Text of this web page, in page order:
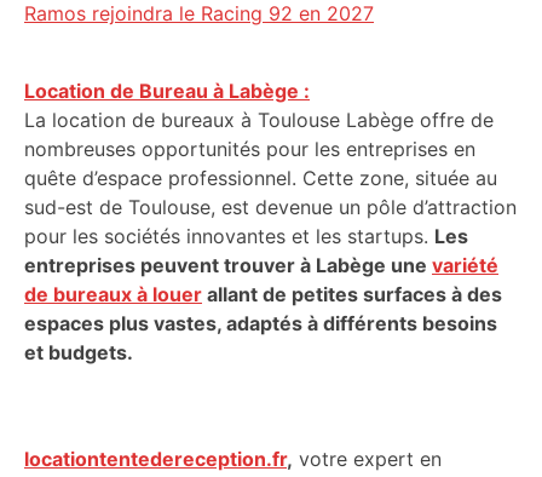
Ramos rejoindra le Racing 92 en 2027
Location de Bureau à Labège :
La location de bureaux à Toulouse Labège offre de
nombreuses opportunités pour les entreprises en
quête d’espace professionnel. Cette zone, située au
sud-est de Toulouse, est devenue un pôle d’attraction
pour les sociétés innovantes et les startups. Les
entreprises peuvent trouver à Labège une variété
de bureaux à louer allant de petites surfaces à des
espaces plus vastes, adaptés à différents besoins
et budgets.
locationtentedereception.fr, votre expert en